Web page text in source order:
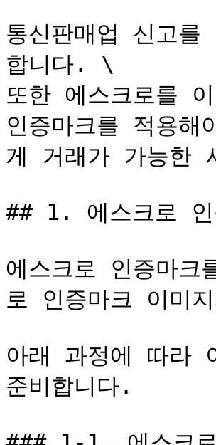
통신판매업 신고
합니다. \
또한 에스크로를
인증마크를 적용
게 거래가 가능한
## 1. 에스크로 인
에스크로 인증마크
로 인증마크 이미
아래 과정에 따라
준비합니다.